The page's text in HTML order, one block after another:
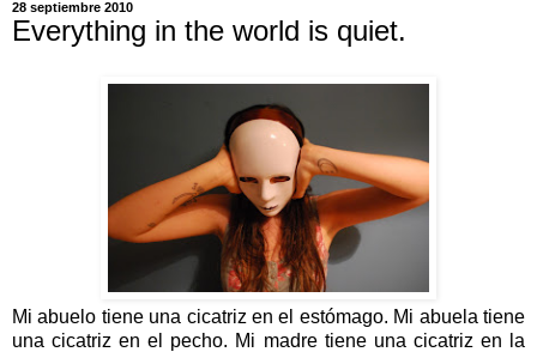
28 septiembre 2010
Everything in the world is quiet.
Mi abuelo tiene una cicatriz en el estómago. Mi abuela tiene
una cicatriz en el pecho. Mi madre tiene una cicatriz en la